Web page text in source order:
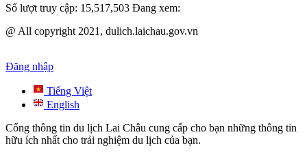
Số lượt truy cập: 15,517,503 Đang xem:
@ All copyright 2021, dulich.laichau.gov.vn
Đăng nhập
Tiếng Việt
English
Cổng thông tin du lịch Lai Châu cung cấp cho bạn những thông tin
hữu ích nhất cho trải nghiệm du lịch của bạn.